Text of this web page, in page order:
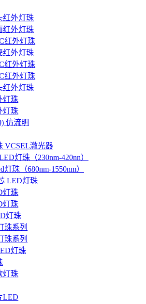
红外灯珠
红外灯珠
红外灯珠
红外灯珠
红外灯珠
红外灯珠
红外灯珠
灯珠
灯珠
仿流明
VCSEL激光器
灯珠（230nm-420nn）
灯珠（680nm-1550nm）
LED灯珠
灯珠
灯珠
灯珠
珠系列
珠系列
灯珠
灯珠
LED